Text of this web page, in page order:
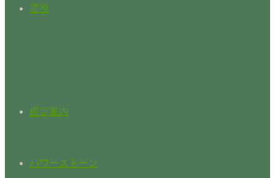
霊視
鑑定案内
パワーストーン